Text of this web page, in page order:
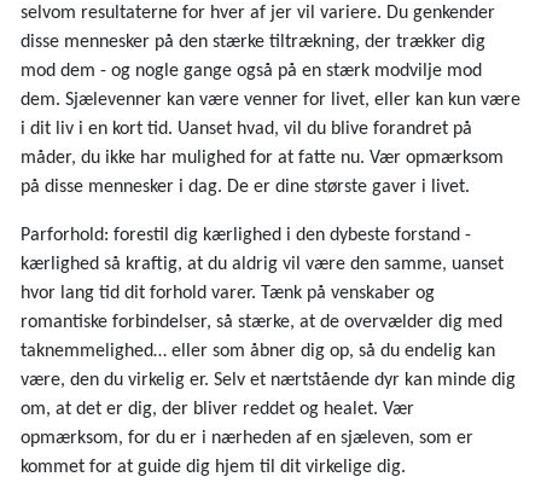
selvom resultaterne for hver af jer vil variere. Du genkender
disse mennesker på den stærke tiltrækning, der trækker dig
mod dem - og nogle gange også på en stærk modvilje mod
dem. Sjælevenner kan være venner for livet, eller kan kun være
i dit liv i en kort tid. Uanset hvad, vil du blive forandret på
måder, du ikke har mulighed for at fatte nu. Vær opmærksom
på disse mennesker i dag. De er dine største gaver i livet.
Parforhold: forestil dig kærlighed i den dybeste forstand -
kærlighed så kraftig, at du aldrig vil være den samme, uanset
hvor lang tid dit forhold varer. Tænk på venskaber og
romantiske forbindelser, så stærke, at de overvælder dig med
taknemmelighed… eller som åbner dig op, så du endelig kan
være, den du virkelig er. Selv et nærtstående dyr kan minde dig
om, at det er dig, der bliver reddet og healet. Vær
opmærksom, for du er i nærheden af en sjæleven, som er
kommet for at guide dig hjem til dit virkelige dig.